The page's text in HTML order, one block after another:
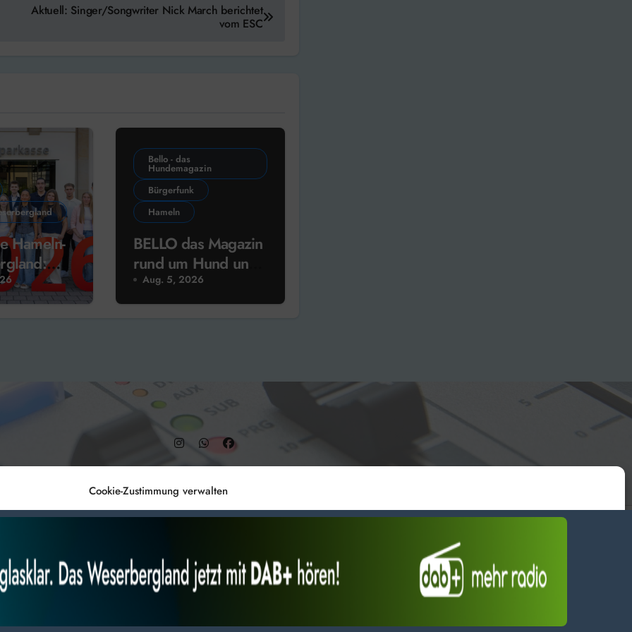
Cookie-Zustimmung verwalten
Merkmale
Aktuell: Singer/Songwriter Nick March berichtet
vom ESC
Hameln-
Bello - das
Hundemagazin
Bürgerfunk
Hameln
BELLO das Magazin
rund um Hund und
Mensch am 2.
August 2026
Aug. 5, 2026
9C